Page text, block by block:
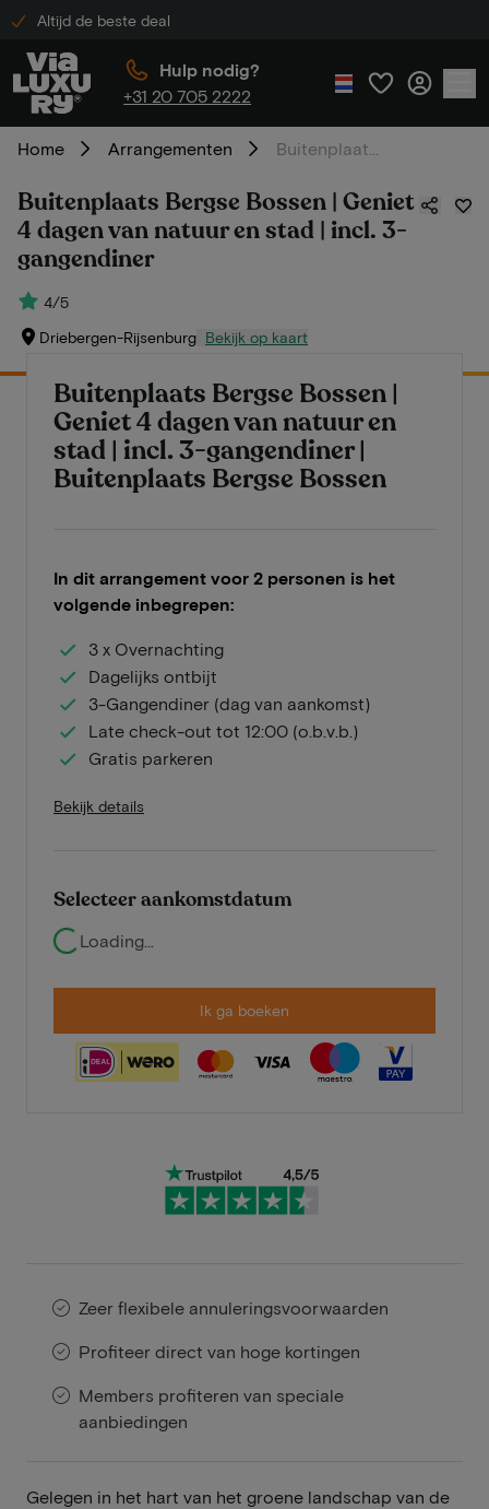
Altijd de beste deal
Hulp nodig?
+31 20 705 2222
Home Arrangementen
Buitenplaats Bergse Bossen | Geniet
4 dagen van natuur en stad | incl. 3-
gangendiner
4/5
Driebergen-Rijsenburg Bekijk op kaart
Buitenplaats Bergse Bossen |
Geniet 4 dagen van natuur en
stad | incl. 3-gangendiner |
Buitenplaats Bergse Bossen
In dit arrangement voor 2 personen is het
volgende inbegrepen:
3 x Overnachting
Dagelijks ontbijt
3-Gangendiner (dag van aankomst)
Late check-out tot 12:00 (o.b.v.b.)
Gratis parkeren
Bekijk details
Selecteer aankomstdatum
Loading...
Ik ga boeken
Zeer flexibele annuleringsvoorwaarden
Profiteer direct van hoge kortingen
Members profiteren van speciale
aanbiedingen
Gelegen in het hart van het groene landschap van de